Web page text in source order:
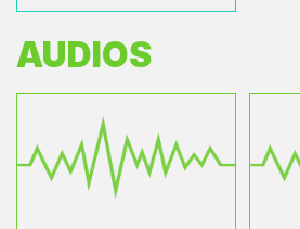
AUDIOS